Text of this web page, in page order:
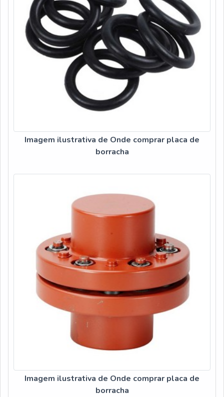
Imagem ilustrativa de Onde comprar placa de
borracha
Imagem ilustrativa de Onde comprar placa de
borracha